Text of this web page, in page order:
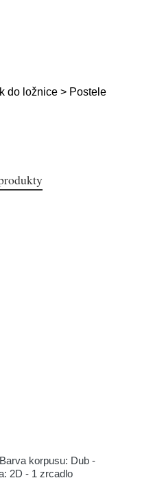
do ložnice > Postele
korpusu: Dub -
2D - 1 zrcadlo